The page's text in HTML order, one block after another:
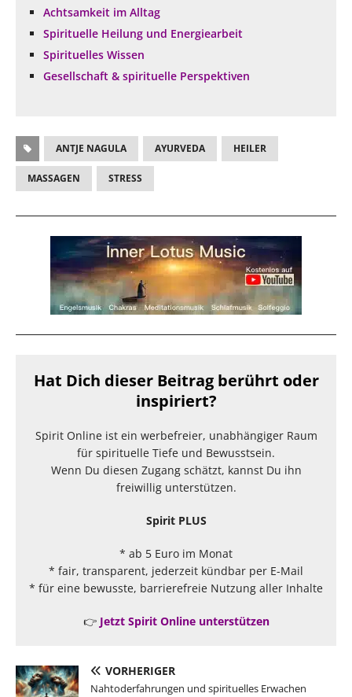
Achtsamkeit im Alltag
Spirituelle Heilung und Energiearbeit
Spirituelles Wissen
Gesellschaft & spirituelle Perspektiven
ANTJE NAGULA AYURVEDA HEILER
MASSAGEN STRESS
Hat Dich dieser Beitrag berührt oder
inspiriert?
Spirit Online ist ein werbefreier, unabhängiger Raum
für spirituelle Tiefe und Bewusstsein.
Wenn Du diesen Zugang schätzt, kannst Du ihn
freiwillig unterstützen.
Spirit PLUS
* ab 5 Euro im Monat
* fair, transparent, jederzeit kündbar per E-Mail
* für eine bewusste, barrierefreie Nutzung aller Inhalte
👉 Jetzt Spirit Online unterstützen
VORHERIGER
Nahtoderfahrungen und spirituelles Erwachen